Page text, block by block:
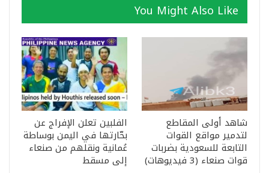
You Might Also Like
شاهد أولى المقاطع
لتدمير مواقع القوات
التابعة للسعودية بضربات
قوات صنعاء (3 فيديوهات)
الفلبين تعلن الإفراج عن
بحّارتها في اليمن بوساطة
عُمانية ونقلهم من صنعاء
إلى مسقط